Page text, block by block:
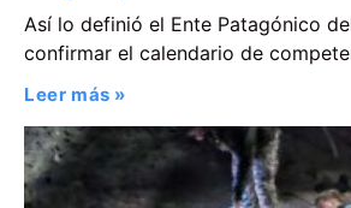
Así lo definió el Ente Patagónico
confirmar el calendario de
Leer más »